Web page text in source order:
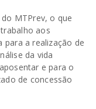
MTPrev, o que
aos
para a realização de
da vida
e para o
de concessão